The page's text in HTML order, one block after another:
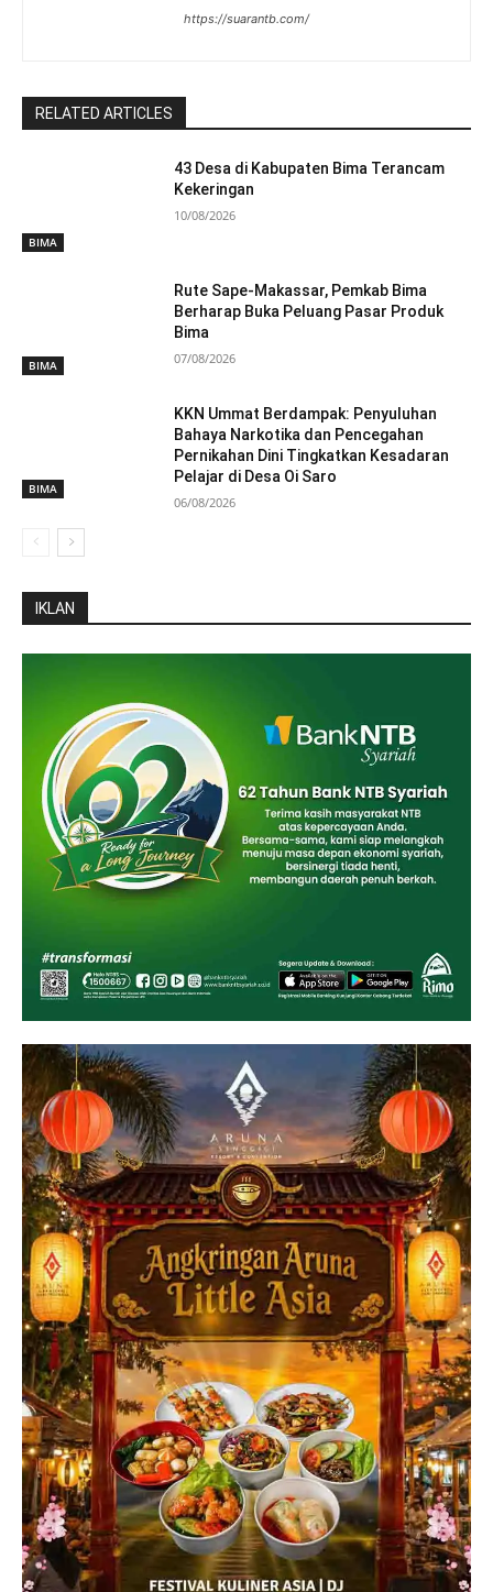
https://suarantb.com/
RELATED ARTICLES
BIMA
43 Desa di Kabupaten Bima Terancam
Kekeringan
10/08/2026
BIMA
Rute Sape-Makassar, Pemkab Bima
Berharap Buka Peluang Pasar Produk
Bima
07/08/2026
BIMA
KKN Ummat Berdampak: Penyuluhan
Bahaya Narkotika dan Pencegahan
Pernikahan Dini Tingkatkan Kesadaran
Pelajar di Desa Oi Saro
06/08/2026
IKLAN